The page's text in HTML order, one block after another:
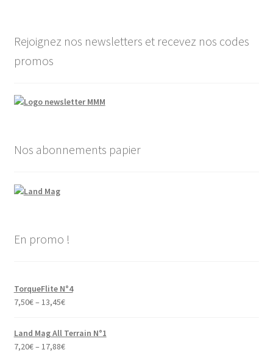
Rejoignez nos newsletters et recevez nos codes
promos
Nos abonnements papier
En promo !
TorqueFlite N°4
7,50€– 13,45€
Land Mag All Terrain N°1
7,20€– 17,88€